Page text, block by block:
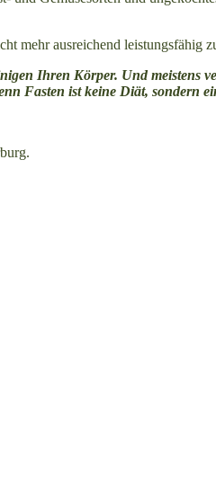
mehr ausreichend leistungsfähig
Ihren Körper. Und meistens
Fasten ist keine Diät, sondern